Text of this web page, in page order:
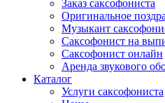
Заказ саксофониста
Оригинальное
Музыкант
Саксофонист на
Cаксофонист онлайн
Аренда звукового
Каталог
Услуги саксофониста